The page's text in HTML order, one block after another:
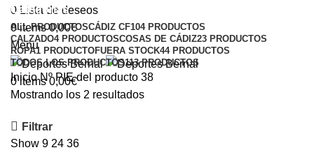
0 Lista de deseos
0items 0,00€
Menu
0items 0,00€
Categorías
ALL PRODUCTOSCÁDIZ CF104 PRODUCTOS
CALZADO4 PRODUCTOSCOSAS DE CÁDIZ23 PRODUCTOS
ROPA1 PRODUCTOFUERA STOCK44 PRODUCTOS
TODOS LOS PRODUCTOS113 PRODUCTOS
InicioNº PIE del producto 38
Mostrando los 2 resultados
Filtrar
Show 9 24 36